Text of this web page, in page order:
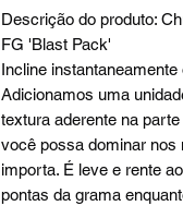
Descrição do produto:
FG 'Blast Pack'
Incline
Adicionamos uma
textura aderente na
você possa dominar nos
importa. É leve e rente
pontas da grama